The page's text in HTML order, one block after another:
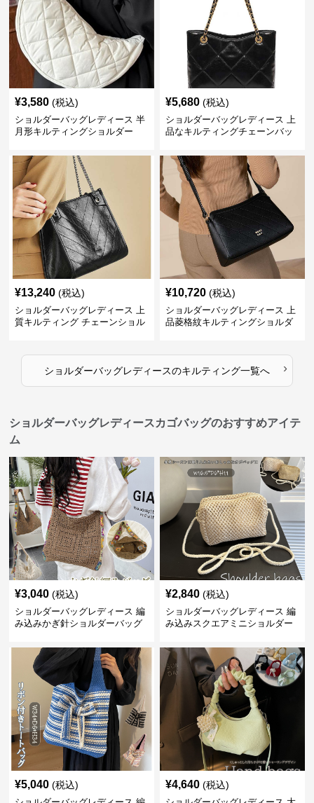
¥3,580 (税込)
ショルダーバッグレディース 半
月形キルティングショルダー
¥5,680 (税込)
ショルダーバッグレディース 上
品なキルティングチェーンバッ
¥13,240 (税込)
ショルダーバッグレディース 上
質キルティング チェーンショル
¥10,720 (税込)
ショルダーバッグレディース 上
品菱格紋キルティングショルダ
ショルダーバッグレディースのキルティング一覧へ ›
ショルダーバッグレディースカゴバッグのおすすめアイテ
ム
¥3,040 (税込)
ショルダーバッグレディース 編
み込みかぎ針ショルダーバッグ
¥2,840 (税込)
ショルダーバッグレディース 編
み込みスクエアミニショルダー
¥5,040 (税込) ¥4,640 (税込)